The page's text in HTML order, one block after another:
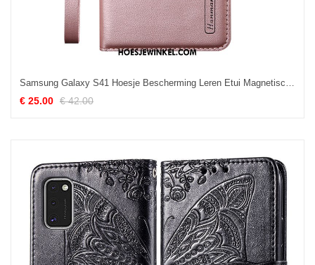
Samsung Galaxy S41 Hoesje Bescherming Leren Etui Magnetisch, Samsung Galaxy S41 Hoesje Hanger Skärmskydd
€ 25.00 € 42.00